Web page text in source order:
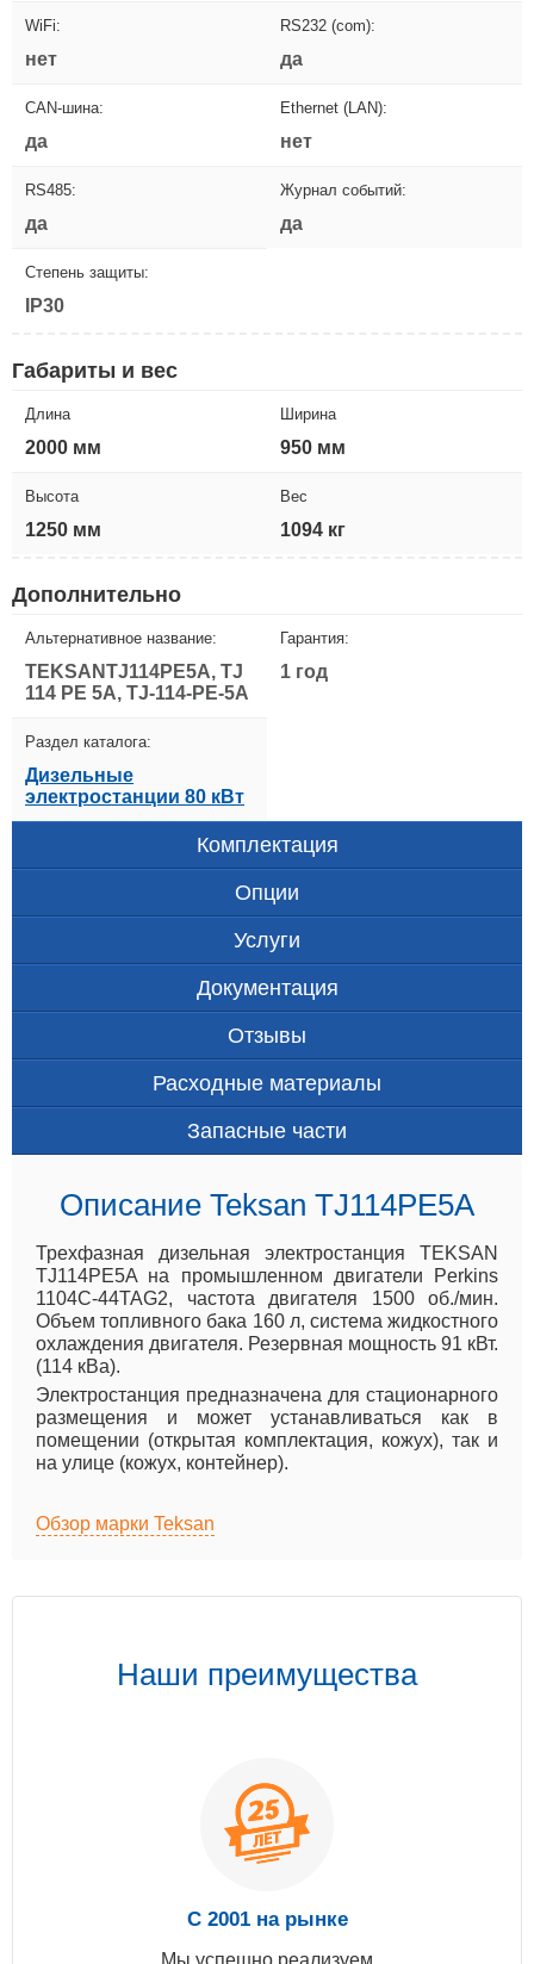
WiFi:
нет
RS232 (com):
да
CAN-шина:
да
Ethernet (LAN):
нет
RS485:
да
Журнал событий:
да
Степень защиты:
IP30
Габариты и вес
Длина
2000 мм
Ширина
950 мм
Высота
1250 мм
Вес
1094 кг
Дополнительно
Альтернативное название:
TEKSANTJ114PE5A, TJ
114 PE 5A, TJ-114-PE-5A
Гарантия:
1 год
Раздел каталога:
Дизельные
электростанции 80 кВт
Комплектация
Опции
Услуги
Документация
Отзывы
Расходные материалы
Запасные части
Описание Teksan TJ114PE5A
Трехфазная дизельная электростанция TEKSAN
TJ114PE5A на промышленном двигатели Perkins
1104C-44TAG2, частота двигателя 1500 об./мин.
Объем топливного бака 160 л, система жидкостного
охлаждения двигателя. Резервная мощность 91 кВт.
(114 кВа).
Электростанция предназначена для стационарного
размещения и может устанавливаться как в
помещении (открытая комплектация, кожух), так и
на улице (кожух, контейнер).
Обзор марки Teksan
Наши преимущества
С 2001 на рынке
Мы успешно реализуем